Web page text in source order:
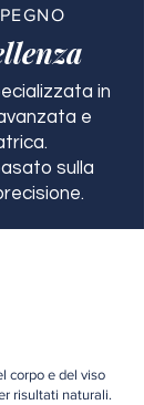
in
e
sulla
corpo e del viso
risultati naturali.